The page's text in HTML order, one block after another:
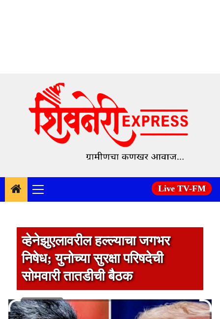
content
Primary
Menu
Live TV-FM
व्हेनेझुएलावरील हल्ल्याचा जगभर
निषेध; युनोच्या सुरक्षा परिषदेची
सोमवारी तातडीची बैठक
1 min read